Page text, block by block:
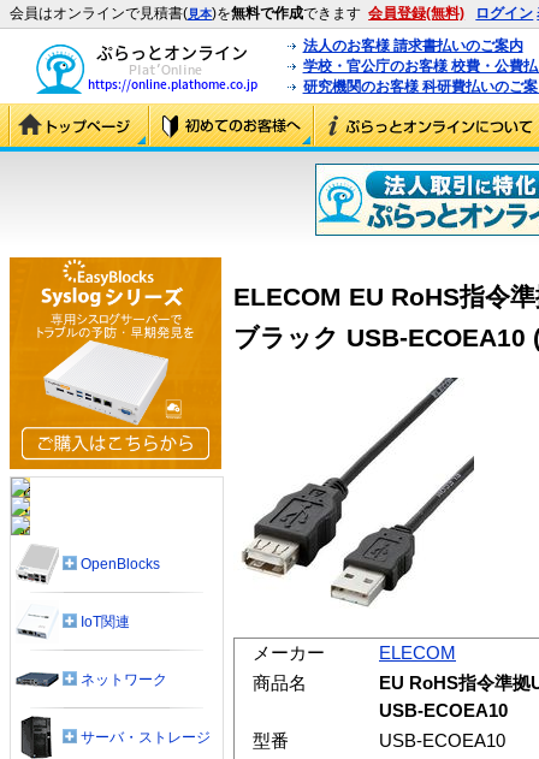
会員はオンラインで見積書(見本)を無料で作成できます 会員登録(無料) ログイン
法人のお客様 請求書払いのご案内
学校・官公庁のお客様 校費・公費
研究機関のお客様 科研費払いのご
ELECOM EU RoHS指令
ブラック USB-ECOEA10
メーカー
ELECOM
商品名
EU RoHS指令準拠
USB-ECOEA10
型番
USB-ECOEA10
OpenBlocks
IoT関連
ネットワーク
サーバ・ストレージ